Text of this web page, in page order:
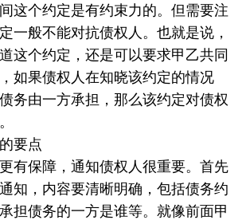
这个约定是有约束力的。但需要注
一般不能对抗债权人。也就是说，
这个约定，还是可以要求甲乙共同
如果债权人在知晓该约定的情况
务由一方承担，那么该约定对债权
要点
有保障，通知债权人很重要。首先
知，内容要清晰明确，包括债务约
担债务的一方是谁等。就像前面甲